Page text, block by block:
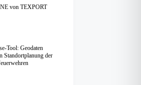
von TEXPORT
Tool: Geodaten
Standortplanung der